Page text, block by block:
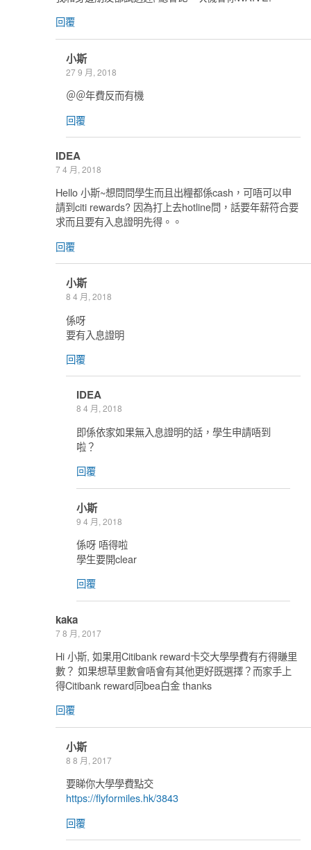
回覆
小斯
27 9 月, 2018
＠＠年費反而有機
回覆
IDEA
7 4 月, 2018
Hello 小斯~想問問學生而且出糧都係cash，可唔可以申
請到citi rewards? 因為打上去hotline問，話要年薪符合要
求而且要有入息證明先得。。
回覆
小斯
8 4 月, 2018
係呀
要有入息證明
回覆
IDEA
8 4 月, 2018
即係依家如果無入息證明的話，學生申請唔到
啦？
回覆
小斯
9 4 月, 2018
係呀 唔得啦
學生要開clear
回覆
kaka
7 8 月, 2017
Hi 小斯, 如果用Citibank reward卡交大學學費有冇得賺里
數？ 如果想草里數會唔會有其他更好既選擇？而家手上
得Citibank reward同bea白金 thanks
回覆
小斯
8 8 月, 2017
要睇你大學學費點交
https://flyformiles.hk/3843
回覆